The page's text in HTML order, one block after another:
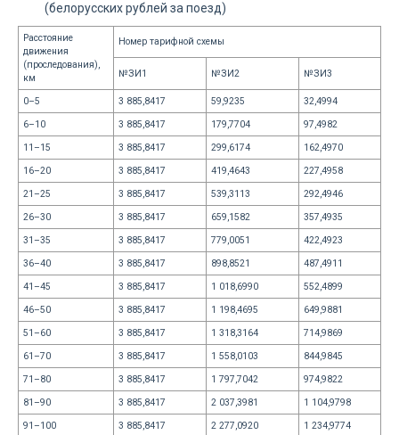
(белорусских рублей за поезд)
Расстояние
движения
(проследования),
км
Номер тарифной схемы
№ЗИ1 №ЗИ2 №ЗИ3
0–5 3 885,8417 59,9235
32,4994
6–10
3 885,8417 179,7704
97,4982
11–15
3 885,8417 299,6174
162,4970
16–20
3 885,8417 419,4643
227,4958
21–25
3 885,8417 539,3113
292,4946
26–30
3 885,8417 659,1582
357,4935
31–35
3 885,8417 779,0051
422,4923
36–40
3 885,8417 898,8521
487,4911
41–45
3 885,8417 1 018,6990
552,4899
46–50
3 885,8417 1 198,4695
649,9881
51–60
3 885,8417 1 318,3164
714,9869
61–70
3 885,8417 1 558,0103
844,9845
71–80
3 885,8417 1 797,7042
974,9822
81–90
3 885,8417 2 037,3981
1 104,9798
91–100
3 885,8417 2 277,0920 1 234,9774